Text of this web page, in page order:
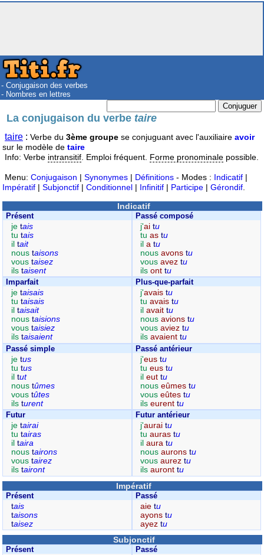
- Conjugaison des verbes
- Nombres en lettres
La conjugaison du verbe taire
taire : Verbe du 3ème groupe se conjuguant avec l'auxiliaire avoir
sur le modèle de taire
Info: Verbe intransitif . Emploi fréquent. Forme pronominale possible.
Menu: Conjugaison | Synonymes | Définitions - Modes : Indicatif |
Impératif | Subjonctif | Conditionnel | Infinitif | Participe | Gérondif
Indicatif
Présent
je tais
tu tais
il tait
nous taisons
vous taisez
ils taisent
Passé composé
j'ai tu
tuas tu
ila tu
nousavons tu
vousavez tu
ilsont tu
Imparfait
je taisais
tu taisais
il taisait
nous taisions
vous taisiez
ils taisaient
Plus-que-parfait
j'avais tu
tuavais tu
ilavait tu
nousavions tu
vousaviez tu
ilsavaient tu
Passé simple
je tus
tu tus
il tut
nous tûmes
vous tûtes
ils turent
Passé antérieur
j'eus tu
tueus tu
ileut tu
nouseûmes tu
vouseûtes tu
ilseurent tu
Futur
je tairai
tu tairas
il taira
nous tairons
vous tairez
ils tairont
Futur antérieur
j'aurai tu
tuauras tu
ilaura tu
nousaurons tu
vousaurez tu
ilsauront tu
Impératif
Présent
tais
taisons
taisez
Passé
aie tu
ayons tu
ayez tu
Subjonctif
Présent
Passé